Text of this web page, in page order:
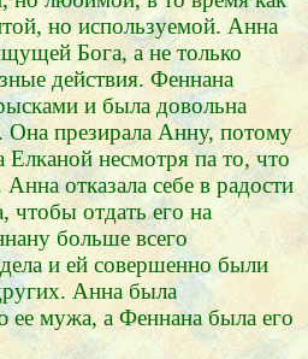
но используемой. Анна
Бога, а не только
действия. Феннана
и была довольна
Она презирала Анну, потому
несмотря па то, что
отказала себе в радости
чтобы отдать его на
больше всего
и ей совершенно были
Анна была
ее мужа, а Феннана была его